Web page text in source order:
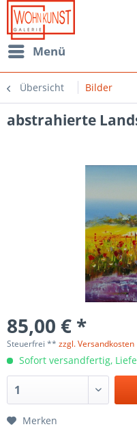
Menü
Übersicht Bilder
abstrahierte
85,00 € *
Steuerfrei ** zzgl. Versandkosten
Sofort versandfertig,
Merken